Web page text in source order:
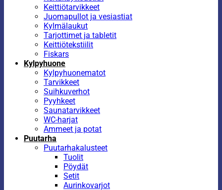
Keittiötarvikkeet
Juomapullot ja vesiastiat
Kylmälaukut
Tarjottimet ja tabletit
Keittiötekstiilit
Fiskars
Kylpyhuone
Kylpyhuonematot
Tarvikkeet
Suihkuverhot
Pyyhkeet
Saunatarvikkeet
WC-harjat
Ammeet ja potat
Puutarha
Puutarhakalusteet
Tuolit
Pöydät
Setit
Aurinkovarjot